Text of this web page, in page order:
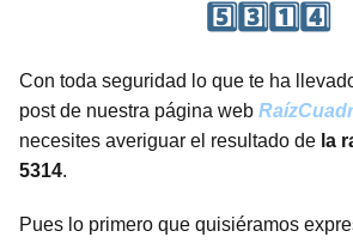
5️⃣3️⃣1️⃣4️⃣
Con toda seguridad lo que te ha
post de nuestra página web
necesites averiguar el resultado de la
5314.
Pues lo primero que quisiéramos